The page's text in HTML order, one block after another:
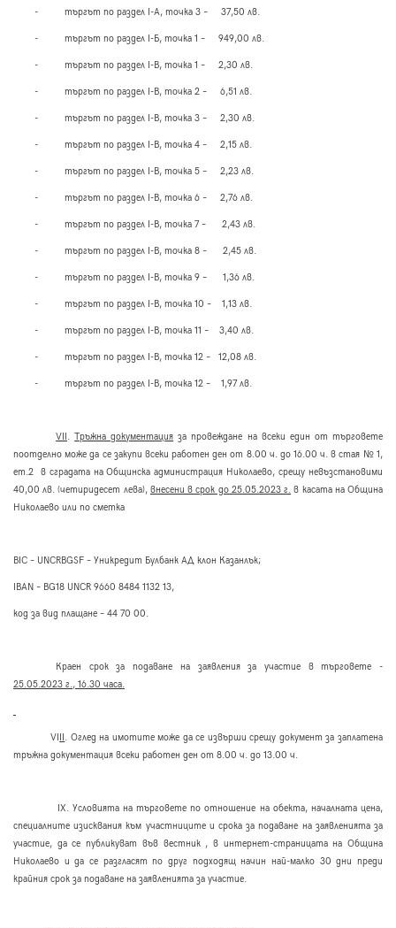
- търгът по раздел І-А, точка 3 – 37,50 лв.
- търгът по раздел І-Б, точка 1 – 949,00 лв.
- търгът по раздел І-В, точка 1 – 2,30 лв.
- търгът по раздел І-В, точка 2 – 6,51 лв.
- търгът по раздел І-В, точка 3 – 2,30 лв.
- търгът по раздел І-В, точка 4 – 2,15 лв.
- търгът по раздел І-В, точка 5 – 2,23 лв.
- търгът по раздел І-В, точка 6 – 2,76 лв.
- търгът по раздел І-В, точка 7 – 2,43 лв.
- търгът по раздел І-В, точка 8 – 2,45 лв.
- търгът по раздел І-В, точка 9 – 1,36 лв.
- търгът по раздел І-В, точка 10 – 1,13 лв.
- търгът по раздел І-В, точка 11 – 3,40 лв.
- търгът по раздел І-В, точка 12 – 12,08 лв.
- търгът по раздел І-В, точка 12 – 1,97 лв.
VІІ.Тръжна документация за провеждане на всеки един от търговете
поотделно може да се закупи всеки работен ден от 8.00 ч. до 16.00 ч. в стая № 1,
ет.2 в сградата на Общинска администрация Николаево,срещу невъзстановими
40,00 лв. (четиридесет лева), внесени в срок до 25.05.2023 г. в касата на Община
Николаево или по сметка
BIC – UNCRBGSF – Уникредит Булбанк АД клон Казанлък;
IBAN – BG18 UNCR 9660 8484 1132 13,
код за вид плащане – 44 70 00.
Краен срок за подаване на заявления за участие в търговете -
25.05.2023 г., 16.30 часа.
VІІІ. Оглед на имотите може да се извърши срещу документ за заплатена
тръжна документация всеки работен ден от 8.00 ч. до 13.00 ч.
ІХ. Условията на търговете по отношение на обекта, началната цена,
специалните изисквания към участниците и срока за подаване на заявленията за
участие, да се публикуват във вестник , в интернет-страницата на Община
Николаево и да се разгласят по друг подходящ начин най-малко 30 дни преди
крайния срок за подаване на заявленията за участие.